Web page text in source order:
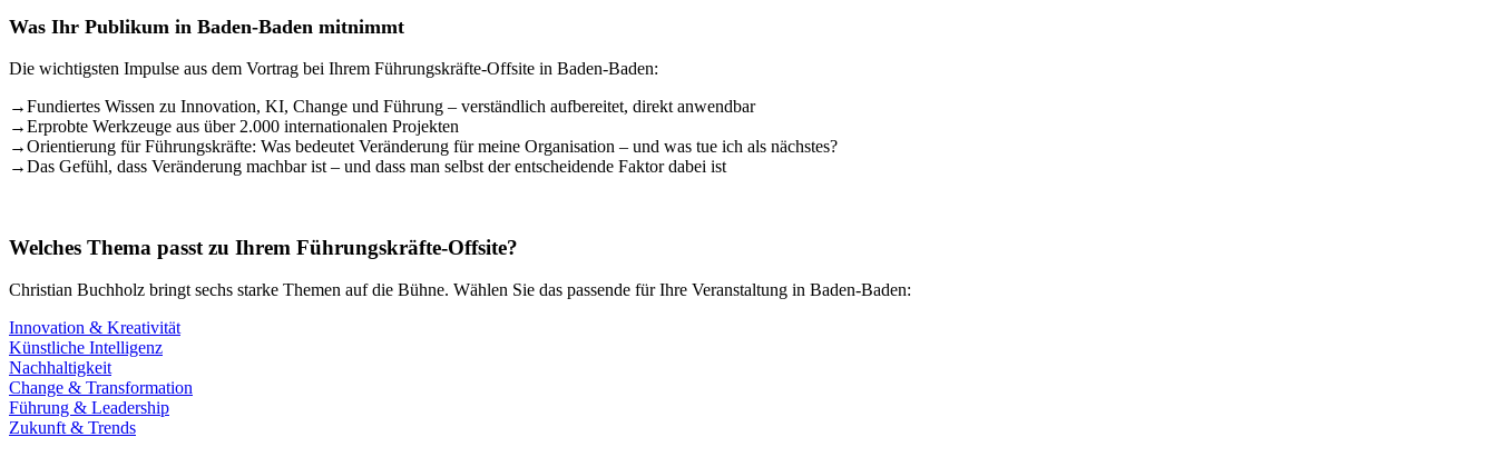
Was Ihr Publikum in Baden-Baden mitnimmt
Die wichtigsten Impulse aus dem Vortrag bei Ihrem Führungskräfte-Offsite in Baden-Baden:
→Fundiertes Wissen zu Innovation, KI, Change und Führung – verständlich aufbereitet, direkt anwendbar
→Erprobte Werkzeuge aus über 2.000 internationalen Projekten
→Orientierung für Führungskräfte: Was bedeutet Veränderung für meine Organisation – und was tue ich als nächstes?
→Das Gefühl, dass Veränderung machbar ist – und dass man selbst der entscheidende Faktor dabei ist
Welches Thema passt zu Ihrem Führungskräfte-Offsite?
Christian Buchholz bringt sechs starke Themen auf die Bühne. Wählen Sie das passende für Ihre Veranstaltung in Baden-Baden:
Innovation & Kreativität
Künstliche Intelligenz
Nachhaltigkeit
Change & Transformation
Führung & Leadership
Zukunft & Trends